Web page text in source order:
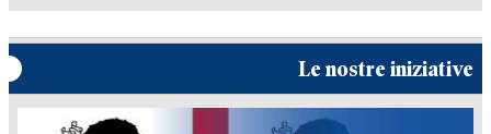
Le nostre iniziative